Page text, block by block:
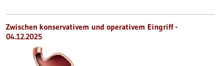
Zwischen konservativem und operativem Eingriff -
04.12.2025